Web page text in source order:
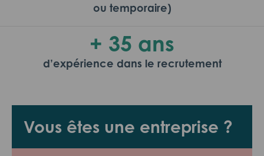
Vous êtes une entreprise ?
ou temporaire)
+ 35 ans
d’expérience dans le recrutement